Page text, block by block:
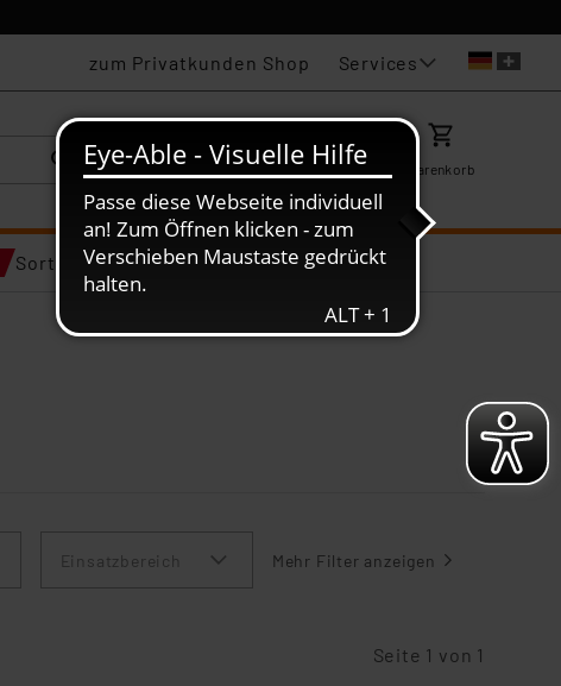
zum Privatkunden Shop Services
KarriereMein ELV Merkzettel Warenkorb
Sortiments-Deals
Einsatzbereich Mehr Filter anzeigen
Seite 1 von 1